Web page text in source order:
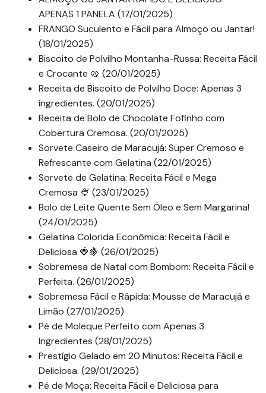
APENAS 1 PANELA (17/01/2025)
FRANGO Suculento e Fácil para Almoço ou Jantar!
(18/01/2025)
Biscoito de Polvilho Montanha-Russa: Receita Fácil
e Crocante 🥨 (20/01/2025)
Receita de Biscoito de Polvilho Doce: Apenas 3
ingredientes. (20/01/2025)
Receita de Bolo de Chocolate Fofinho com
Cobertura Cremosa. (20/01/2025)
Sorvete Caseiro de Maracujá: Super Cremoso e
Refrescante com Gelatina (22/01/2025)
Sorvete de Gelatina: Receita Fácil e Mega
Cremosa 🍨 (23/01/2025)
Bolo de Leite Quente Sem Óleo e Sem Margarina!
(24/01/2025)
Gelatina Colorida Econômica: Receita Fácil e
Deliciosa 🍓🍇 (26/01/2025)
Sobremesa de Natal com Bombom: Receita Fácil e
Perfeita. (26/01/2025)
Sobremesa Fácil e Rápida: Mousse de Maracujá e
Limão (27/01/2025)
Pé de Moleque Perfeito com Apenas 3
Ingredientes (28/01/2025)
Prestígio Gelado em 20 Minutos: Receita Fácil e
Deliciosa. (29/01/2025)
Pé de Moça: Receita Fácil e Deliciosa para